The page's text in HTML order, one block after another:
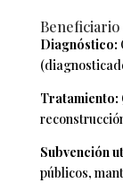
Beneficiario
Diagnóstico:
Tratamiento:
Subvención
públicos,